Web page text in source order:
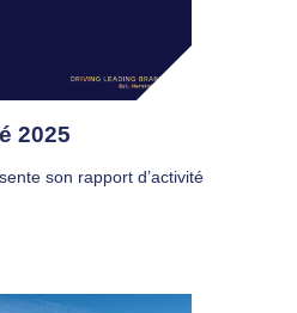
2025
son rapport d’activité